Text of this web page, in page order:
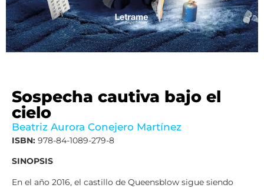
Sospecha cautiva bajo el
cielo
Beatriz Aurora Conejero Martínez
ISBN: 978-84-1089-279-8
SINOPSIS
En el año 2016, el castillo de Queensblow sigue siendo